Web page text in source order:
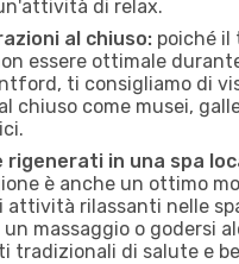
di relax.
al chiuso: poiché il
essere ottimale
ti consigliamo di
chiuso come musei,
rigenerati in una spa
è anche un ottimo
attività rilassanti nelle
massaggio o godersi
tradizionali di salute e